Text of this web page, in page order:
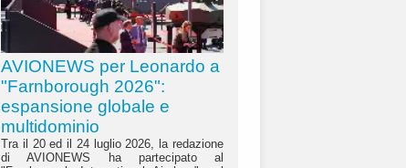
AVIONEWS per Leonardo a
"Farnborough 2026":
espansione globale e
multidominio
Tra il 20 ed il 24 luglio 2026, la redazione
di AVIONEWS ha partecipato al